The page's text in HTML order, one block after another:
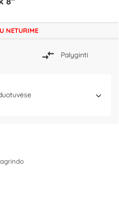
NETURIME
Palyginti